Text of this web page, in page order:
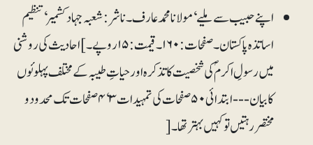
اپنے حبیب سے ملیے‘ مولانا محمد عارف۔ ناشر: شعبہ جہاد کشمیر‘تنظیم
اساتذہ پاکستان۔ صفحات: ۱۶۰۔ قیمت: ۱۵ روپے۔] احادیث کی روشنی
میں رسولِ اکرمؐ کی شخصیت کا تذکرہ اور حیاتِ طیبہ کے مختلف پہلوئوں
کا بیان--- ابتدائی ۵۰ صفحات کی تمہیدات۳‘۴ صفحات تک محدود و
مختصررہتیں توکہیں بہتر تھا۔[